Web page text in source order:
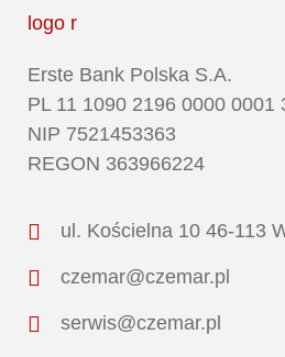
Erste Bank Polska S.A.
PL 11 1090 2196 0000 0001
NIP 7521453363
REGON 363966224
ul. Kościelna 10 46-113
czemar@czemar.pl
serwis@czemar.pl